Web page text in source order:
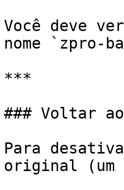
Você deve ver
nome `zpro-
***
### Voltar
Para
original (um